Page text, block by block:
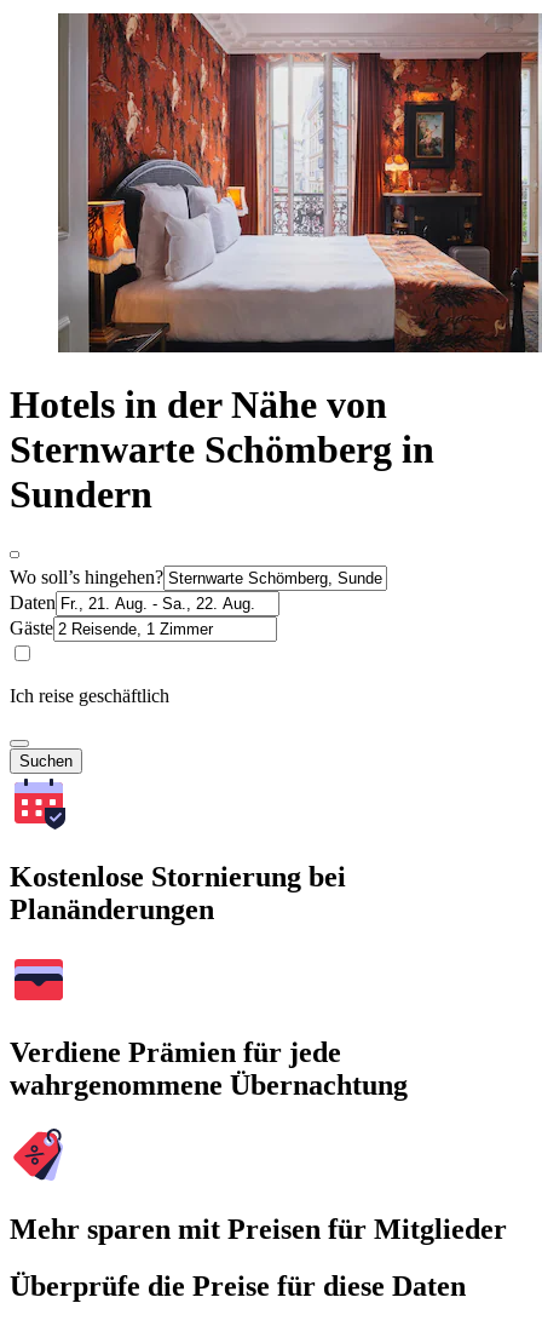
Hotels in der Nähe von
Sternwarte Schömberg in
Sundern
Wo soll’s hingehen?
Daten
Gäste
Ich reise geschäftlich
Suchen
Kostenlose Stornierung bei
Planänderungen
Verdiene Prämien für jede
wahrgenommene Übernachtung
Mehr sparen mit Preisen für Mitglieder
Überprüfe die Preise für diese Daten